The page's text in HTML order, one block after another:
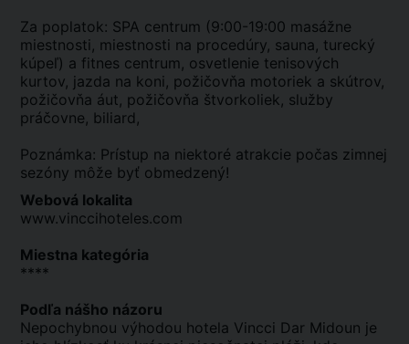
Za poplatok: SPA centrum (9:00-19:00 masážne
miestnosti, miestnosti na procedúry, sauna, turecký
kúpeľ) a fitnes centrum, osvetlenie tenisových
kurtov, jazda na koni, požičovňa motoriek a skútrov,
požičovňa áut, požičovňa štvorkoliek, služby
práčovne, biliard,
Poznámka: Prístup na niektoré atrakcie počas zimnej
sezóny môže byť obmedzený!
Webová lokalita
www.vinccihoteles.com
Miestna kategória
****
Podľa nášho názoru
Nepochybnou výhodou hotela Vincci Dar Midoun je